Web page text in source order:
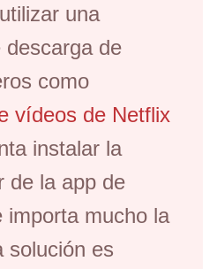
una
descarga de
como
vídeos de Netflix
instalar la
de la app de
importa mucho la
solución es